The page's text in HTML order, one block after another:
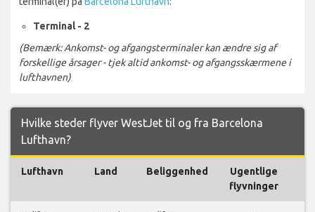
Terminal - 2
(Bemærk: Ankomst- og afgangsterminaler kan ændre sig af
forskellige årsager - tjek altid ankomst- og afgangsskærmene i
lufthavnen)
Hvilke steder flyver WestJet til og fra Barcelona
Lufthavn?
Lufthavn Land Beliggenhed
Ugentlige
flyvninger